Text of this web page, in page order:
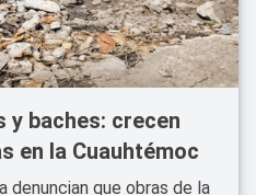
y baches: crecen
en la Cuauhtémoc
denuncian que obras de la